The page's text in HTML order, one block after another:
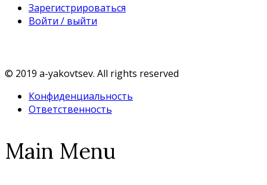
Зарегистрироваться
Войти / выйти
© 2019 a-yakovtsev. All rights reserved
Конфиденциальность
Ответственность
Main Menu